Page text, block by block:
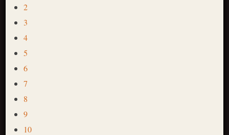
2
3
4
5
6
7
8
9
10